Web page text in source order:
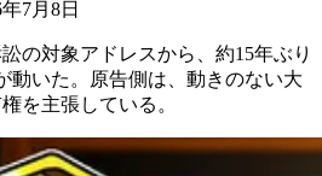
7月8日
の対象アドレスから、約15年ぶり
動いた。原告側は、動きのない大
を主張している。